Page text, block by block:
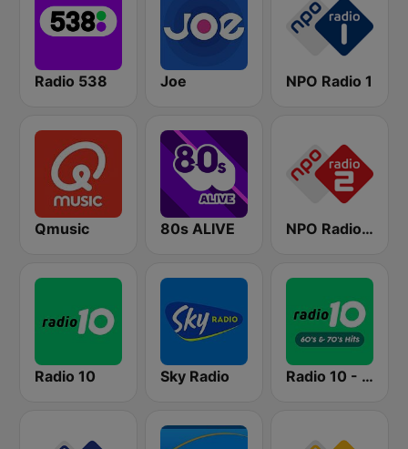
Radio 538 Joe NPO Radio 1
Qmusic 80s ALIVE NPO Radio 2
Radio 10 Sky Radio Radio 10 - 60s & 70s Hits